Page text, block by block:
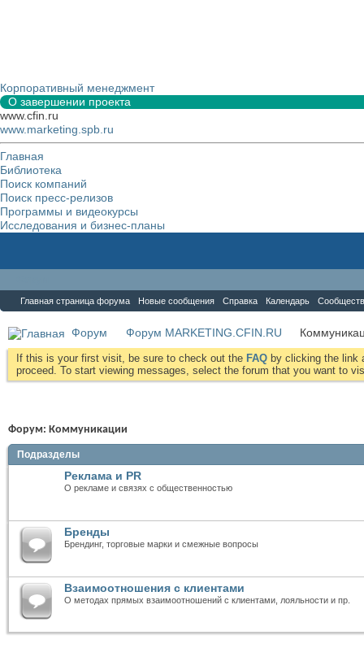
Корпоративный менеджмент
О завершении проекта
www.cfin.ru
www.marketing.spb.ru
Главная
Библиотека
Поиск компаний
Поиск пресс-релизов
Программы и видеокурсы
Исследования и бизнес-планы
Главная страница форума Новые сообщения Справка Календарь
Форум Форум MARKETING.CFIN.RU
If this is your first visit, be sure to check out the FAQ by clicking the link
proceed. To start viewing messages, select the forum that you want to
Форум: Коммуникации
Подразделы
Реклама и PR
О рекламе и связях с общественностью
Бренды
Брендинг, торговые марки и смежные вопросы
Взаимоотношения с клиентами
О методах прямых взаимоотношений с клиентами, лояльности и пр.